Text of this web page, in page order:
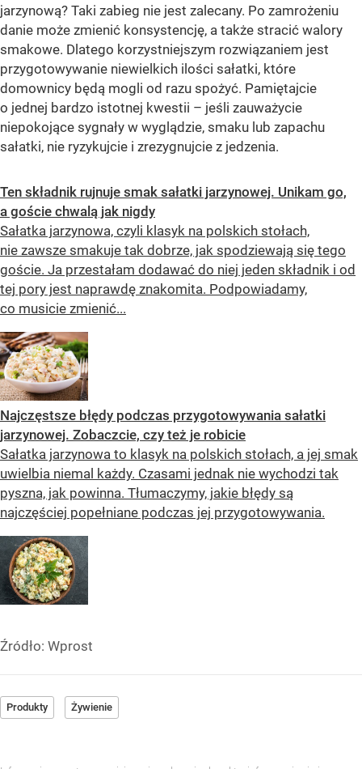
jarzynową? Taki zabieg nie jest zalecany. Po zamrożeniu
danie może zmienić konsystencję, a także stracić walory
smakowe. Dlatego korzystniejszym rozwiązaniem jest
przygotowywanie niewielkich ilości sałatki, które
domownicy będą mogli od razu spożyć. Pamiętajcie
o jednej bardzo istotnej kwestii – jeśli zauważycie
niepokojące sygnały w wyglądzie, smaku lub zapachu
sałatki, nie ryzykujcie i zrezygnujcie z jedzenia.
Ten składnik rujnuje smak sałatki jarzynowej. Unikam go,
a goście chwalą jak nigdy
Sałatka jarzynowa, czyli klasyk na polskich stołach,
nie zawsze smakuje tak dobrze, jak spodziewają się tego
goście. Ja przestałam dodawać do niej jeden składnik i od
tej pory jest naprawdę znakomita. Podpowiadamy,
co musicie zmienić...
Najczęstsze błędy podczas przygotowywania sałatki
jarzynowej. Zobaczcie, czy też je robicie
Sałatka jarzynowa to klasyk na polskich stołach, a jej smak
uwielbia niemal każdy. Czasami jednak nie wychodzi tak
pyszna, jak powinna. Tłumaczymy, jakie błędy są
najczęściej popełniane podczas jej przygotowywania.
Źródło: Wprost
Produkty Żywienie